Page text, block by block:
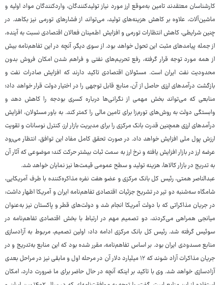
کارشناسان معتقدند تامین به‌موقع ارز مورد نیاز تولیدکنندگان، واردکنندگان مواد اولیه و
ماشین‌آلات، علاوه بر کاهش هزینه‌های تولید، می‌تواند از فشارهای تورمی نیز بکاهد. در
چنین شرایطی، کاهش انتظارات تورمی و افزایش اطمینان فعالان اقتصادی نسبت به آینده،
از جمله پیامدهای مثبت این تحول خواهد بود. از سوی دیگر، آنچه در این تفاهم‌نامه بیش
از همه مورد توجه قرار گرفته، رفع تحریم‌های نفتی و فراهم شدن امکان فروش بدون
محدودیت نفت ایران است. مسئولان اقتصادی تاکید دارند که افزایش صادرات نفت و
بازگشت درآمدهای ارزی حاصل از آن، منابع قابل توجهی را در اختیار دولت قرار خواهد داد؛
منابعی که می‌تواند بخش مهمی از نگرانی‌ها درباره کسری بودجه را کاهش دهد و
وابستگی دولت به روش‌های تورم‌زا برای تامین مالی را کمتر کند. به باور مسئولان، افزایش
درآمدهای ارزی همچنین قدرت بانک مرکزی را برای مدیریت بازار ارز، کنترل نوسانات و تقویت
ارزش پول ملی افزایش خواهد داد. در صورت تحقق کامل مفاد این توافق، انتظار می‌رود
عرضه ارز در بازار افزایش یافته و نرخ ارز به سمت ثبات بیشتر حرکت کند؛ موضوعی که آثار آن
به تدریج در بازار کالاها، هزینه تولید و سطح عمومی قیمت‌ها نیز نمایان خواهد شد.
عبدالناصر همتی، رئیس کل بانک مرکزی و عضو هفت نفره مذاکره‌کننده با طرف آمریکایی،
شامگاه سه‌شنبه دو تیر در تشریح جزئیات اقتصادی تفاهم‌نامه ایران و آمریکا اظهار داشت:
در جریان مذاکراتی که با دولت آمریکا انجام شد و دولت‌های قطر و پاکستان نیز به‌عنوان
میانجی همراهی می‌کردند، دو تصمیم مهم در ارتباط با بخش اقتصادی تفاهم‌نامه در
سوئیس گرفته شد. رئیس کل بانک مرکزی ادامه داد: اولین تصمیم، مربوط به آزادسازی
منابع مسدودی ایران بود. بر اساس تفاهم‌نامه، مقرر شده بود که این منابع به‌تدریج و در
جریان مذاکرات آزاد شوند که ۱۲ میلیارد دلار آن در مرحله اول و مابقی نیز در مراحل بعدی
آزادسازی خواهد شد. وی با تاکید بر اینکه آنچه در حال حاضر برای ما ضرورت دارد، امکان